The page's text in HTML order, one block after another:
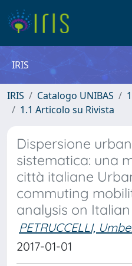
IRIS
IRIS Catalogo UNIBAS
1.1 Articolo su Rivista
Dispersione
sistematica: una
città italiane
commuting
analysis on
PETRUCCELLI,
2017-01-01